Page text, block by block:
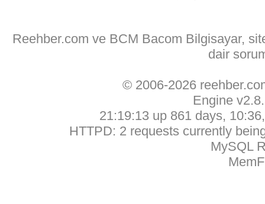
Reehber.com ve BCM Bacom Bilgisayar,
dair
© 2006-2026
Engine
21:19:13 up 861 days,
HTTPD: 2 requests currently
MySQL